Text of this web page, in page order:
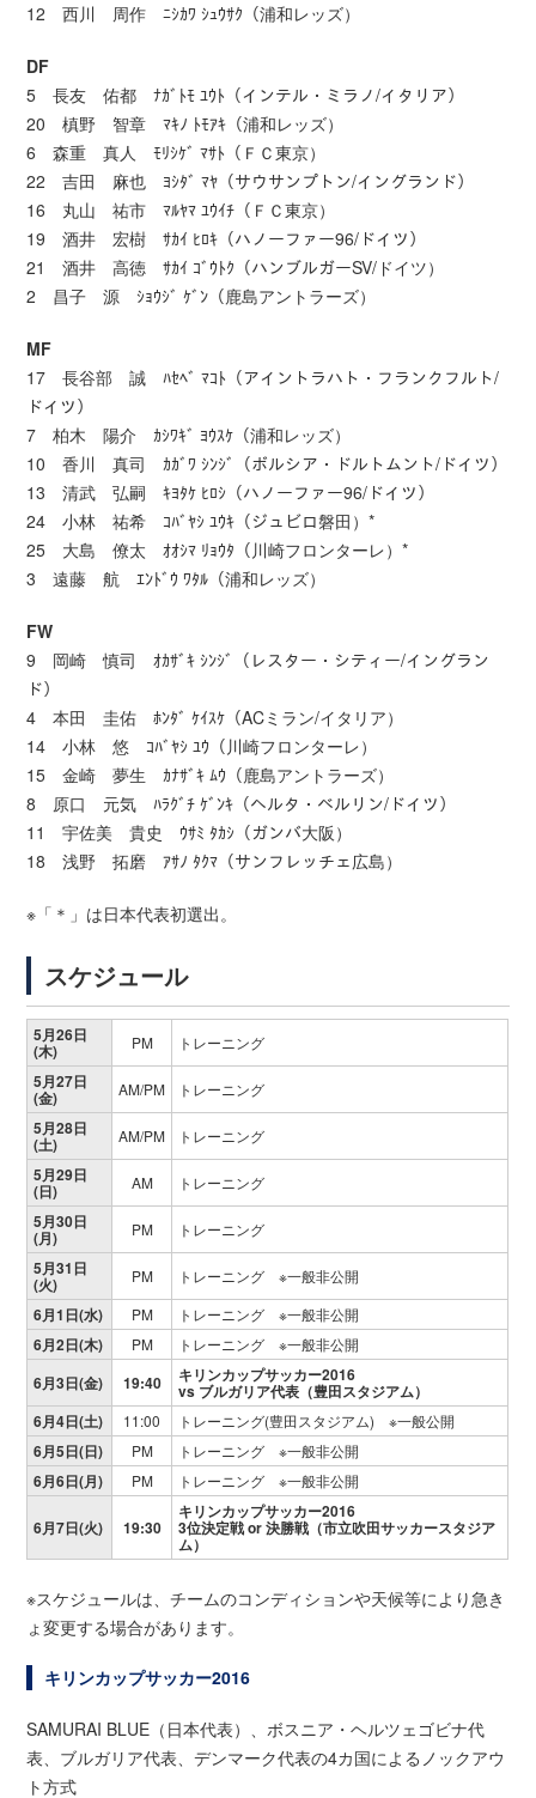
12 西川 周作 ﾆｼｶﾜ ｼｭｳｻｸ（浦和レッズ）
DF
5 長友 佑都 ﾅｶﾞﾄﾓ ﾕｳﾄ（インテル・ミラノ/イタリア）
20 槙野 智章 ﾏｷﾉ ﾄﾓｱｷ（浦和レッズ）
6 森重 真人 ﾓﾘｼｹﾞ ﾏｻﾄ（ＦＣ東京）
22 吉田 麻也 ﾖｼﾀﾞ ﾏﾔ（サウサンプトン/イングランド）
16 丸山 祐市 ﾏﾙﾔﾏ ﾕｳｲﾁ（ＦＣ東京）
19 酒井 宏樹 ｻｶｲ ﾋﾛｷ（ハノーファー96/ドイツ）
21 酒井 高徳 ｻｶｲ ｺﾞｳﾄｸ（ハンブルガーSV/ドイツ）
2 昌子 源 ｼｮｳｼﾞ ｹﾞﾝ（鹿島アントラーズ）
MF
17 長谷部 誠 ﾊｾﾍﾞ ﾏｺﾄ（アイントラハト・フランクフルト/
ドイツ）
7 柏木 陽介 ｶｼﾜｷﾞ ﾖｳｽｹ（浦和レッズ）
10 香川 真司 ｶｶﾞﾜ ｼﾝｼﾞ（ボルシア・ドルトムント/ドイツ）
13 清武 弘嗣 ｷﾖﾀｹ ﾋﾛｼ（ハノーファー96/ドイツ）
24 小林 祐希 ｺﾊﾞﾔｼ ﾕｳｷ（ジュビロ磐田）*
25 大島 僚太 ｵｵｼﾏ ﾘｮｳﾀ（川崎フロンターレ）*
3 遠藤 航 ｴﾝﾄﾞｳ ﾜﾀﾙ（浦和レッズ）
FW
9 岡崎 慎司 ｵｶｻﾞｷ ｼﾝｼﾞ（レスター・シティー/イングラン
ド）
4 本田 圭佑 ﾎﾝﾀﾞ ｹｲｽｹ（ACミラン/イタリア）
14 小林 悠 ｺﾊﾞﾔｼ ﾕｳ（川崎フロンターレ）
15 金崎 夢生 ｶﾅｻﾞｷ ﾑｳ（鹿島アントラーズ）
8 原口 元気 ﾊﾗｸﾞﾁ ｹﾞﾝｷ（ヘルタ・ベルリン/ドイツ）
11 宇佐美 貴史 ｳｻﾐ ﾀｶｼ（ガンバ大阪）
18 浅野 拓磨 ｱｻﾉ ﾀｸﾏ（サンフレッチェ広島）
※「＊」は日本代表初選出。
スケジュール
5月26日
(木) PM トレーニング
5月27日
(金) AM/PM トレーニング
5月28日
(土) AM/PM トレーニング
5月29日
(日) AM トレーニング
5月30日
(月) PM トレーニング
5月31日
(火) PM トレーニング ※一般非公開
6月1日(水) PM トレーニング ※一般非公開
6月2日(木) PM トレーニング ※一般非公開
6月3日(金) 19:40 キリンカップサッカー2016
vs ブルガリア代表（豊田スタジアム）
6月4日(土)
11:00 トレーニング(豊田スタジアム) ※一般公開
6月5日(日) PM トレーニング ※一般非公開
6月6日(月) PM トレーニング ※一般非公開
6月7日(火) 19:30
キリンカップサッカー2016
3位決定戦 or 決勝戦（市立吹田サッカースタジア
ム）
※スケジュールは、チームのコンディションや天候等により急き
ょ変更する場合があります。
キリンカップサッカー2016
SAMURAI BLUE（日本代表）、ボスニア・ヘルツェゴビナ代
表、ブルガリア代表、デンマーク代表の4カ国によるノックアウ
ト方式